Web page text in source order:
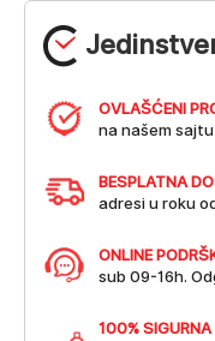
OVLAŠĆENI
na našem
BESPLATNA
adresi u roku
ONLINE
sub 09-16h.
100%